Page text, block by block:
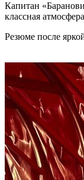
Капитан
классная атмосфера
Резюме после